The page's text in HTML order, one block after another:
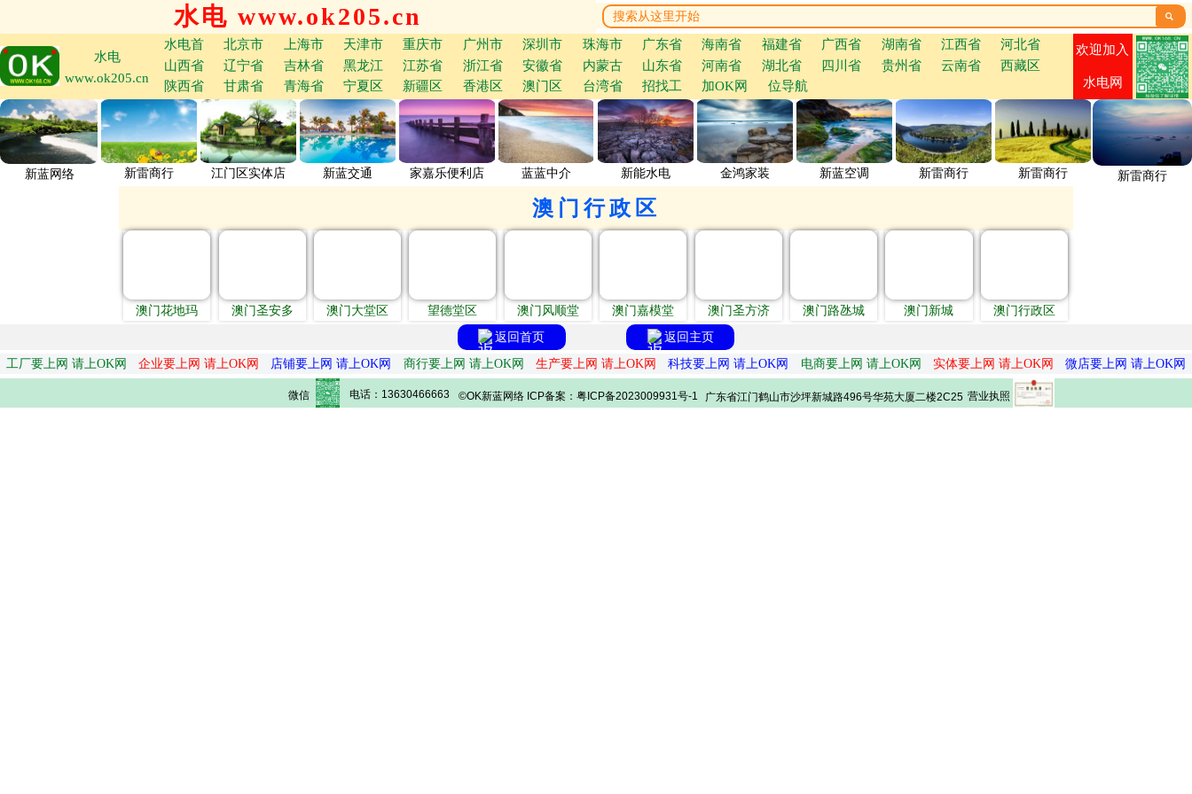
水电 www.ok205.cn 
水电
www.ok205.cn
水电首 北京市 上海市 天津市 重庆市 广州市 深圳市 珠海市 广东省 海南省 福建省 广西省 湖南省 江西省
河北省
山西省
辽宁省 吉林省 黑龙江 江苏省 浙江省 安徽省 内蒙古 山东省 河南省 湖北省 四川省 贵州省 云南省
西藏区
陕西省
甘肃省 青海省 宁夏区 新疆区 香港区 澳门区 台湾省 招找工 加OK网 位导航
欢迎加入
水电网
新蓝网络 新雷商行 江门区实体店 新蓝交通 家嘉乐便利店 蓝蓝中介 新能水电 金鸿家装 新蓝空调 新雷商行 新雷商行 新雷商行
澳门行政区
澳门花地玛 澳门圣安多 澳门大堂区 望德堂区 澳门风顺堂 澳门嘉模堂 澳门圣方济 澳门路氹城 澳门新城
澳门行政区
返回首页
返回主页
工厂要上网 请上OK网
企业要上网 请上OK网 店铺要上网 请上OK网 商行要上网 请上OK网 生产要上网 请上OK网 科技要上网 请上OK网 电商要上网 请上OK网 实体要上网 请上OK网 微店要上网 请上OK网
微信 电话：13630466663 ©OK新蓝网络 ICP备案：粤ICP备2023009931号-1 广东省江门鹤山市沙坪新城路496号华苑大厦二楼2C25 营业执照